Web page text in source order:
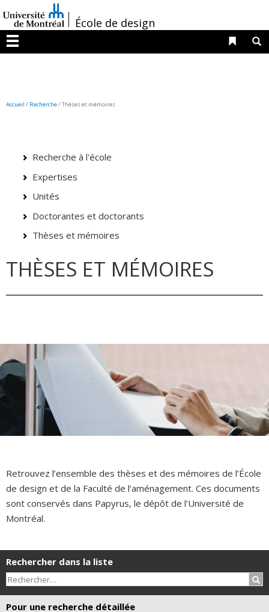
au
contenu
/École de design
Menu
Liens
Accueil / Recherche/Thèses et mémoires
Recherche à l'école
Expertises
Unités
Doctorantes et doctorants
Thèses et mémoires
THÈSES ET MÉMOIRES
Retrouvez l’ensemble des thèses et des mémoires de l’École
de design et de la Faculté de l’aménagement. Ces documents
sont conservés dans Papyrus, le dépôt de l’Université de
Montréal.
Rechercher dans la liste
Pour une recherche détaillée